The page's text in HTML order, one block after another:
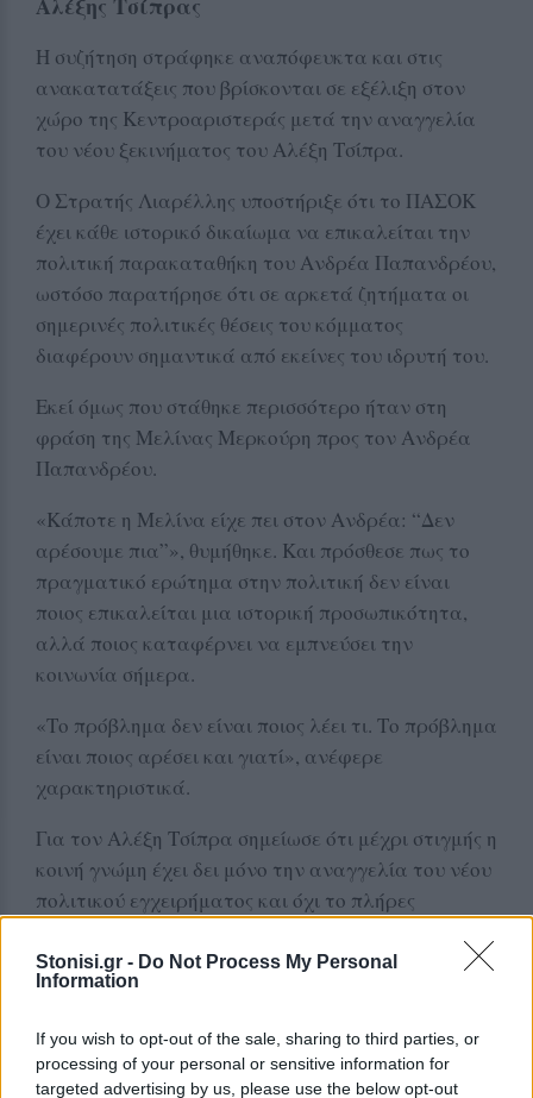
Stonisi.gr - Do Not Process My Personal
Information
If you wish to opt-out of the sale, sharing to third parties, or
processing of your personal or sensitive information for
targeted advertising by us, please use the below opt-out
Η συζήτηση στράφηκε αναπόφευκτα και στις
ανακατατάξεις που βρίσκονται σε εξέλιξη στον
χώρο της Κεντροαριστεράς μετά την αναγγελία
του νέου ξεκινήματος του Αλέξη Τσίπρα.
Ο Στρατής Λιαρέλλης υποστήριξε ότι το ΠΑΣΟΚ
έχει κάθε ιστορικό δικαίωμα να επικαλείται την
πολιτική παρακαταθήκη του Ανδρέα Παπανδρέου,
ωστόσο παρατήρησε ότι σε αρκετά ζητήματα οι
σημερινές πολιτικές θέσεις του κόμματος
διαφέρουν σημαντικά από εκείνες του ιδρυτή του.
Εκεί όμως που στάθηκε περισσότερο ήταν στη
φράση της Μελίνας Μερκούρη προς τον Ανδρέα
Παπανδρέου.
«Κάποτε η Μελίνα είχε πει στον Ανδρέα: “Δεν
αρέσουμε πια”», θυμήθηκε. Και πρόσθεσε πως το
πραγματικό ερώτημα στην πολιτική δεν είναι
ποιος επικαλείται μια ιστορική προσωπικότητα,
αλλά ποιος καταφέρνει να εμπνεύσει την
κοινωνία σήμερα.
«Το πρόβλημα δεν είναι ποιος λέει τι. Το πρόβλημα
είναι ποιος αρέσει και γιατί», ανέφερε
χαρακτηριστικά.
Για τον Αλέξη Τσίπρα σημείωσε ότι μέχρι στιγμής η
κοινή γνώμη έχει δει μόνο την αναγγελία του νέου
πολιτικού εγχειρήματος και όχι το πλήρες
εκλογές μπορεί να οδηγήσουν σε πρωτοφανή
πολυκερματισμό του πολιτικού συστήματος.
«Μπορεί να δούμε ακόμη και δέκα ή δώδεκα
κόμματα στη Βουλή», προειδοποίησε,